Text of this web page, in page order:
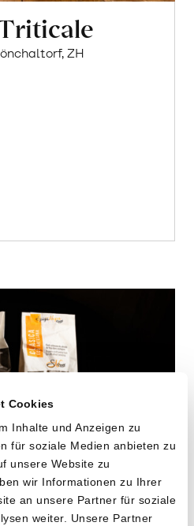
Cookies
Inhalte und Anzeigen zu
für soziale Medien anbieten zu
unsere Website zu
wir Informationen zu Ihrer
an unsere Partner für soziale
weiter. Unsere Partner
ZH
aus alten
!
werden, wenn
machen